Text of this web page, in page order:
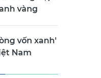
vàng
vốn xanh'
Nam